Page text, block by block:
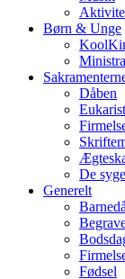
Børn & Unge
Dåben
De
Generelt
Fødsel